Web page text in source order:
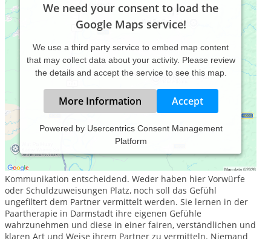
We need your consent to load the
Google Maps service!
We use a third party service to embed map content
that may collect data about your activity. Please review
the details and accept the service to see this map.
More Information Accept
Powered by Usercentrics Consent Management
Platform
Sie werden bei Paarglück gemeinsam ihre Probleme angehen,
ihre Wünsche und Bedürfnisse erkennen und diese dem
Partner verständlich kommunizieren. Dabei ist die Form der
Kommunikation entscheidend. Weder haben hier Vorwürfe
oder Schuldzuweisungen Platz, noch soll das Gefühl
ungefiltert dem Partner vermittelt werden. Sie lernen in der
Paartherapie in Darmstadt ihre eigenen Gefühle
wahrzunehmen und diese in einer fairen, verständlichen und
klaren Art und Weise ihrem Partner zu vermitteln. Niemand